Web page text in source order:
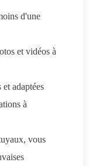
d'une
et vidéos à
adaptées
à
vous